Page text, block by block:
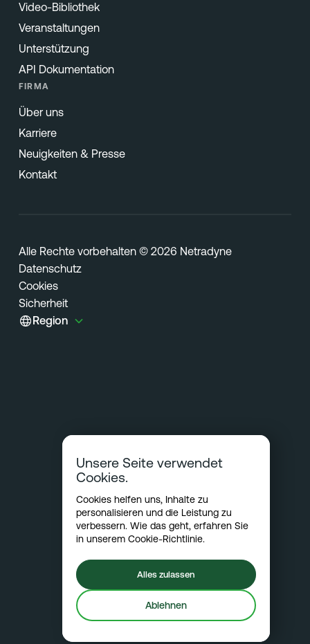
Video-Bibliothek
Veranstaltungen
Unterstützung
API Dokumentation
FIRMA
Über uns
Karriere
Neuigkeiten & Presse
Kontakt
Alle Rechte vorbehalten © 2026 Netradyne
Datenschutz
Cookies
Sicherheit
Region
Unsere Seite verwendet
Cookies.
Cookies helfen uns, Inhalte zu
personalisieren und die Leistung zu
verbessern. Wie das geht, erfahren Sie
in unserem Cookie-Richtlinie.
Alles zulassen
Ablehnen